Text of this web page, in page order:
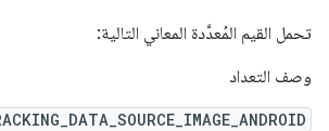
تحمل القيم المُعدَّدة المعاني التالية:
وصف التعداد